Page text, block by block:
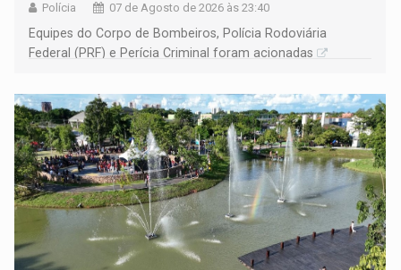
Polícia 07 de Agosto de 2026 às 23:40
Equipes do Corpo de Bombeiros, Polícia Rodoviária
Federal (PRF) e Perícia Criminal foram acionadas